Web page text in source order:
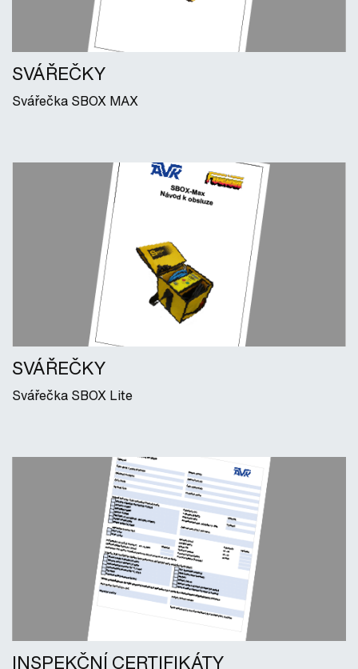
SVÁŘEČKY
Svářečka SBOX MAX
SVÁŘEČKY
Svářečka SBOX Lite
INSPEKČNÍ CERTIFIKÁTY